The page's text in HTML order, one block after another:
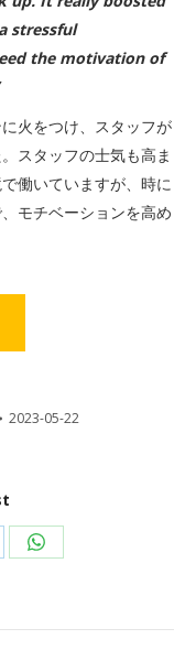
stressful
the motivation of
火をつけ、スタッフが
スタッフの士気も高ま
働いていますが、時に
モチベーションを高め
2023-05-22
Share
WhatsApp